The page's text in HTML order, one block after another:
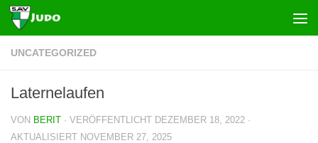
Zum Inhalt springen
UNCATEGORIZED
Laternelaufen
VON BERIT · VERÖFFENTLICHT DEZEMBER 18, 2022 ·
AKTUALISIERT NOVEMBER 27, 2025